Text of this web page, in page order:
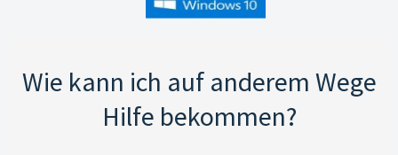
Wie kann ich auf anderem Wege
Hilfe bekommen?